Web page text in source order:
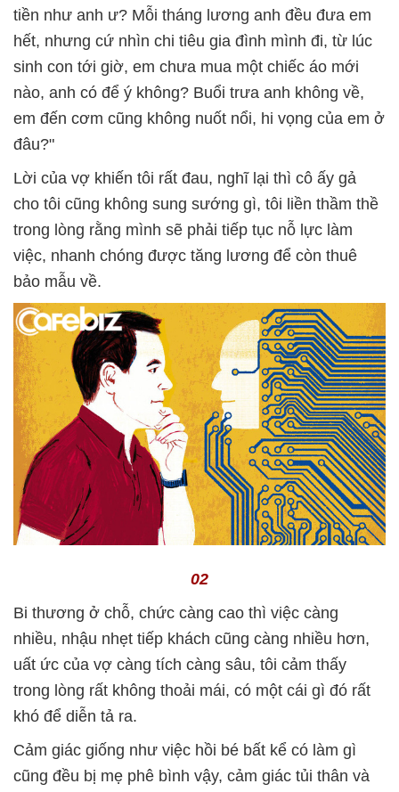
tiền như anh ư? Mỗi tháng lương anh đều đưa em
hết, nhưng cứ nhìn chi tiêu gia đình mình đi, từ lúc
sinh con tới giờ, em chưa mua một chiếc áo mới
nào, anh có để ý không? Buổi trưa anh không về,
em đến cơm cũng không nuốt nổi, hi vọng của em ở
đâu?"
Lời của vợ khiến tôi rất đau, nghĩ lại thì cô ấy gả
cho tôi cũng không sung sướng gì, tôi liền thầm thề
trong lòng rằng mình sẽ phải tiếp tục nỗ lực làm
việc, nhanh chóng được tăng lương để còn thuê
bảo mẫu về.
02
Bi thương ở chỗ, chức càng cao thì việc càng
nhiều, nhậu nhẹt tiếp khách cũng càng nhiều hơn,
uất ức của vợ càng tích càng sâu, tôi cảm thấy
trong lòng rất không thoải mái, có một cái gì đó rất
khó để diễn tả ra.
Cảm giác giống như việc hồi bé bất kể có làm gì
cũng đều bị mẹ phê bình vậy, cảm giác tủi thân và